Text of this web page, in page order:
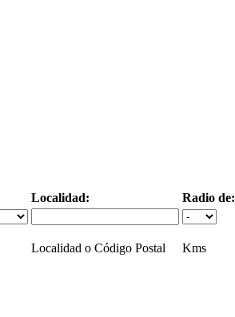
Localidad: Radio de:
Localidad o Código Postal Kms